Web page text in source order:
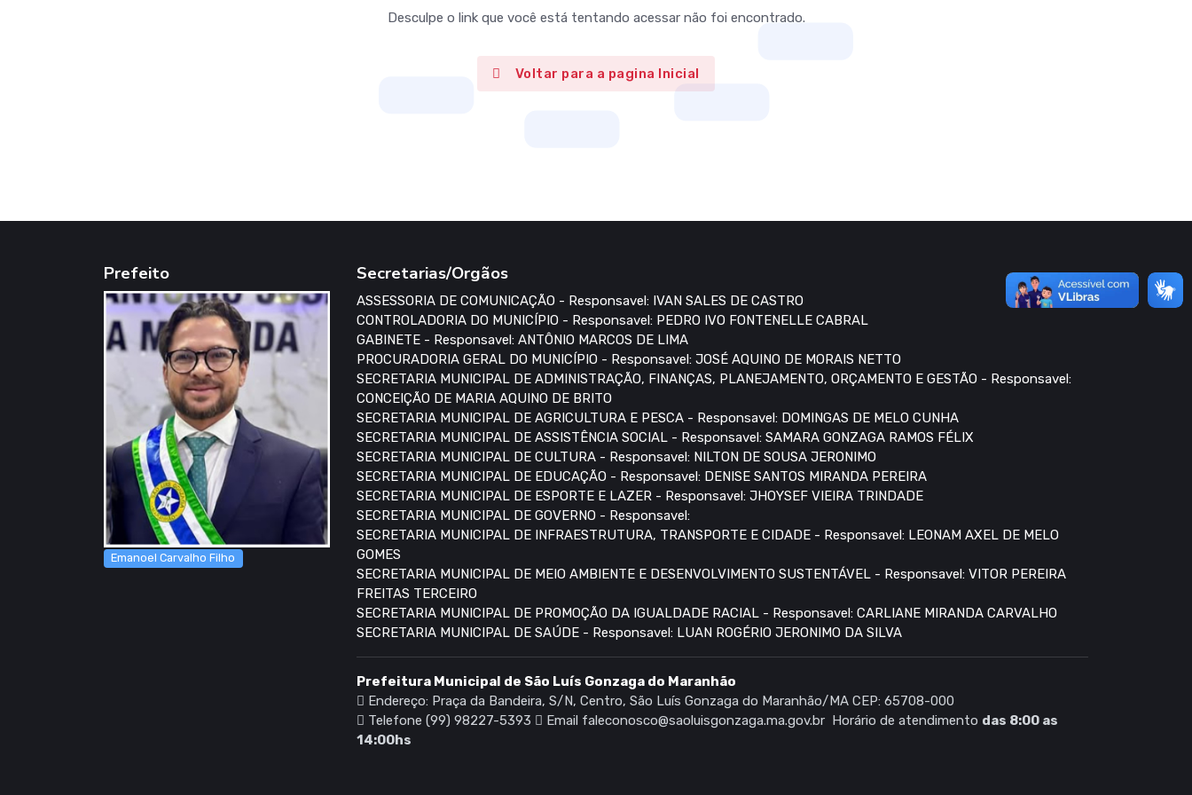
Desculpe o link que você está tentando acessar não foi encontrado.
Voltar para a pagina Inicial
Prefeito
Emanoel Carvalho Filho
Secretarias/Orgãos
ASSESSORIA DE COMUNICAÇÃO - Responsavel: IVAN SALES DE CASTRO
CONTROLADORIA DO MUNICÍPIO - Responsavel: PEDRO IVO FONTENELLE CABRAL
GABINETE - Responsavel: ANTÔNIO MARCOS DE LIMA
PROCURADORIA GERAL DO MUNICÍPIO - Responsavel: JOSÉ AQUINO DE MORAIS NETTO
SECRETARIA MUNICIPAL DE ADMINISTRAÇÃO, FINANÇAS, PLANEJAMENTO, ORÇAMENTO E GESTÃO - Responsavel:
CONCEIÇÃO DE MARIA AQUINO DE BRITO
SECRETARIA MUNICIPAL DE AGRICULTURA E PESCA - Responsavel: DOMINGAS DE MELO CUNHA
SECRETARIA MUNICIPAL DE ASSISTÊNCIA SOCIAL - Responsavel: SAMARA GONZAGA RAMOS FÉLIX
SECRETARIA MUNICIPAL DE CULTURA - Responsavel: NILTON DE SOUSA JERONIMO
SECRETARIA MUNICIPAL DE EDUCAÇÃO - Responsavel: DENISE SANTOS MIRANDA PEREIRA
SECRETARIA MUNICIPAL DE ESPORTE E LAZER - Responsavel: JHOYSEF VIEIRA TRINDADE
SECRETARIA MUNICIPAL DE GOVERNO - Responsavel:
SECRETARIA MUNICIPAL DE INFRAESTRUTURA, TRANSPORTE E CIDADE - Responsavel: LEONAM AXEL DE MELO
GOMES
SECRETARIA MUNICIPAL DE MEIO AMBIENTE E DESENVOLVIMENTO SUSTENTÁVEL - Responsavel: VITOR PEREIRA
FREITAS TERCEIRO
SECRETARIA MUNICIPAL DE PROMOÇÃO DA IGUALDADE RACIAL - Responsavel: CARLIANE MIRANDA CARVALHO
SECRETARIA MUNICIPAL DE SAÚDE - Responsavel: LUAN ROGÉRIO JERONIMO DA SILVA
Prefeitura Municipal de São Luís Gonzaga do Maranhão
Endereço: Praça da Bandeira, S/N, Centro, São Luís Gonzaga do Maranhão/MA CEP: 65708-000
Telefone (99) 98227-5393
Email faleconosco@saoluisgonzaga.ma.gov.br Horário de atendimento das 8:00 as
14:00hs